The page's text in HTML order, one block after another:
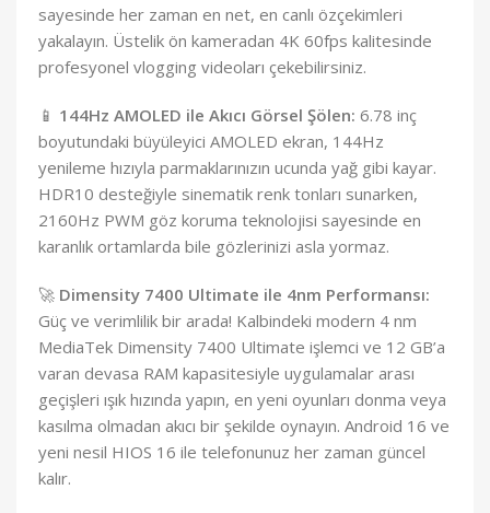
sayesinde her zaman en net, en canlı özçekimleri
yakalayın. Üstelik ön kameradan 4K 60fps kalitesinde
profesyonel vlogging videoları çekebilirsiniz.
📱 144Hz AMOLED ile Akıcı Görsel Şölen: 6.78 inç
boyutundaki büyüleyici AMOLED ekran, 144Hz
yenileme hızıyla parmaklarınızın ucunda yağ gibi kayar.
HDR10 desteğiyle sinematik renk tonları sunarken,
2160Hz PWM göz koruma teknolojisi sayesinde en
karanlık ortamlarda bile gözlerinizi asla yormaz.
🚀 Dimensity 7400 Ultimate ile 4nm Performansı:
Güç ve verimlilik bir arada! Kalbindeki modern 4 nm
MediaTek Dimensity 7400 Ultimate işlemci ve 12 GB’a
varan devasa RAM kapasitesiyle uygulamalar arası
geçişleri ışık hızında yapın, en yeni oyunları donma veya
kasılma olmadan akıcı bir şekilde oynayın. Android 16 ve
yeni nesil HIOS 16 ile telefonunuz her zaman güncel
kalır.